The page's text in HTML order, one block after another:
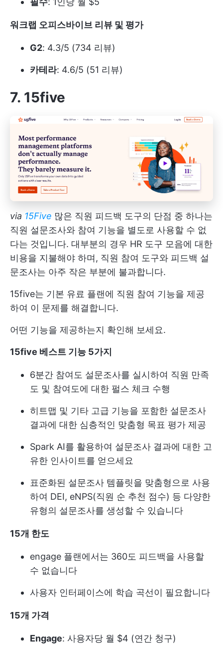
워크랩 오피스바이브 리뷰 및 평가
G2: 4.3/5 (734 리뷰)
카테라: 4.6/5 (51 리뷰)
7. 15five
via 15Five 많은 직원 피드백 도구의 단점 중 하나는
직원 설문조사와 참여 기능을 별도로 사용할 수 없
다는 것입니다. 대부분의 경우 HR 도구 모음에 대한
비용을 지불해야 하며, 직원 참여 도구와 피드백 설
문조사는 아주 작은 부분에 불과합니다.
15five는 기본 유료 플랜에 직원 참여 기능을 제공
하여 이 문제를 해결합니다.
어떤 기능을 제공하는지 확인해 보세요.
15five 베스트 기능 5가지
6분간 참여도 설문조사를 실시하여 직원 만족
도 및 참여도에 대한 펄스 체크 수행
히트맵 및 기타 고급 기능을 포함한 설문조사
결과에 대한 심층적인 맞춤형 목표 평가 제공
Spark AI를 활용하여 설문조사 결과에 대한 고
유한 인사이트를 얻으세요
표준화된 설문조사 템플릿을 맞춤형으로 사용
하여 DEI, eNPS(직원 순 추천 점수) 등 다양한
유형의 설문조사를 생성할 수 있습니다
15개 한도
engage 플랜에서는 360도 피드백을 사용할
수 없습니다
사용자 인터페이스에 학습 곡선이 필요합니다
15개 가격
Engage: 사용자당 월 $4 (연간 청구)